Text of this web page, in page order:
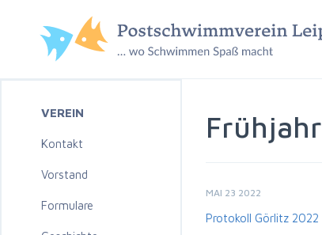
VEREIN
Kontakt
Vorstand
Formulare
MAI 23 2022
Protokoll Görlitz 2022